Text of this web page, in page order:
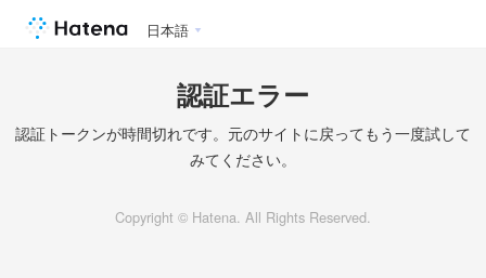
日本語
認証エラー
認証トークンが時間切れです。元のサイトに戻ってもう一度試して
みてください。
Copyright © Hatena. All Rights Reserved.